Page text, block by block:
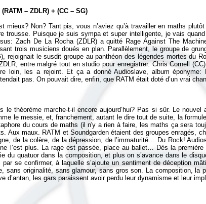
(RATM – ZDLR) + (CC – SG)
mieux? Non? Tant pis, vous n’aviez qu’à travailler en maths
trousse. Puisque je suis sympa et super intelligente, je vais
Zach De La Rocha (ZDLR) a quitté Rage Against The
trois musiciens doués en plan. Parallèlement, le groupe de
rejoignait le susdit groupe au panthéon des légendes mortes du
entre malgré tout en studio pour enregistrer. Chris Cornell
loin, les a rejoint. Et ça a donné Audioslave, album éponyme:
le théorème marche-t-il encore aujourd’hui? Pas si sûr. Le nouvel
le messie, et, franchement, autant le dire tout de suite, la
du cours de maths (il n'y a rien à faire, les maths ça sera
Aux maux. RATM et Soundgarden étaient des groupes enragés,
de la colère, de la dépression, de l’immaturité… Du Rock!
l’est plus. La rage est passée, place au ballet… Dès la
du quatuor dans la composition, et plus on s’avance dans le
par se confirmer, à laquelle s’ajoute un sentiment de déception
sans originalité, sans glamour, sans gros son. La composition, la